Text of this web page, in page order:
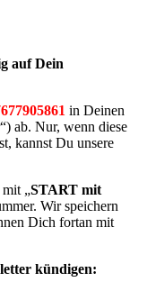
auf Dein
in Deinen
ab. Nur, wenn diese
kannst Du unsere
„START mit
Wir speichern
Dich fortan mit
kündigen: